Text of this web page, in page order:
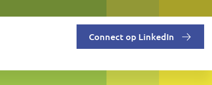
Connect op LinkedIn